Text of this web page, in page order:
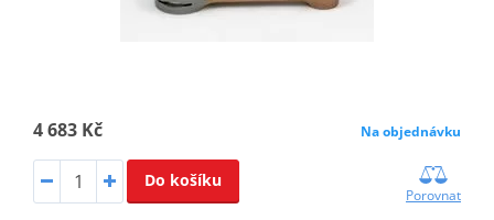
4 683 Kč Na objednávku
Do košíku
Porovnat